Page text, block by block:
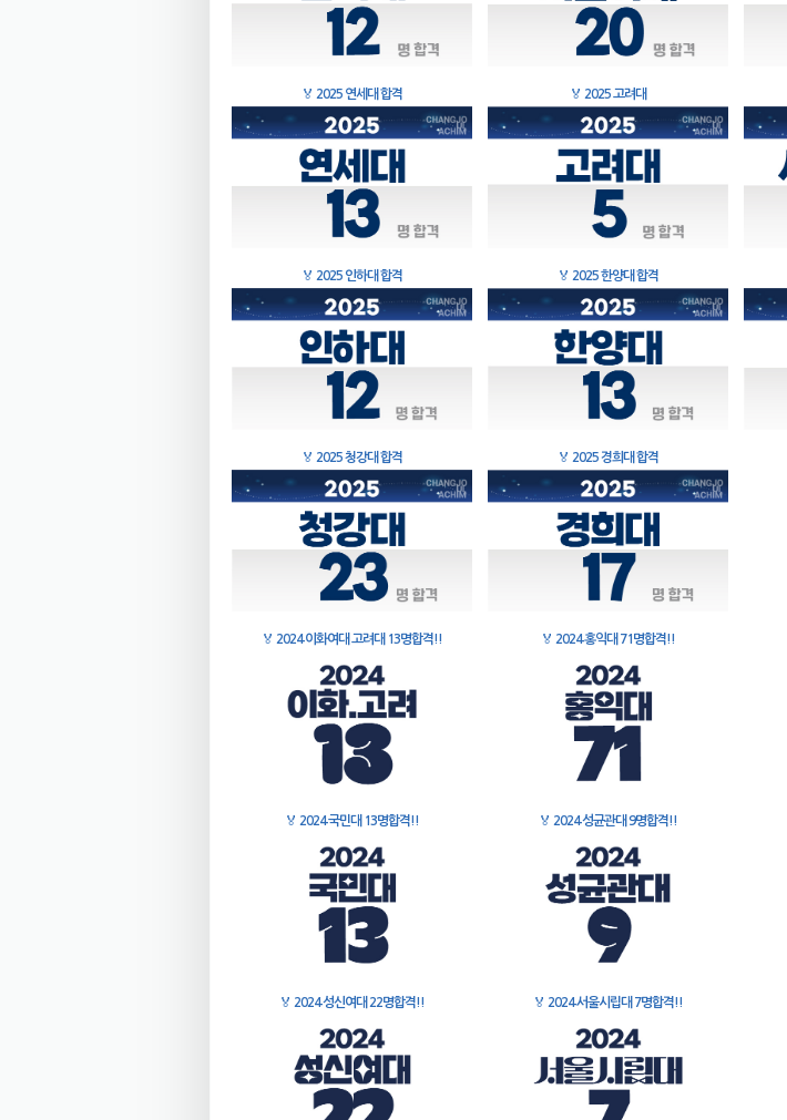
🏅 2025 연세대 합격 🏅 2025 고려대
🏅 2025 인하대 합격 🏅 2025 한양대 합격
🏅 2025 청강대 합격 🏅 2025 경희대 합격
🏅 2024 이화여대 고려대 13명합격!! 🏅 2024 홍익대 71명합격!!
🏅 2024 국민대 13명합격!! 🏅 2024 성균관대 9명합격!!
🏅 2024 성신여대 22명합격!! 🏅 2024 서울시립대 7명합격!!